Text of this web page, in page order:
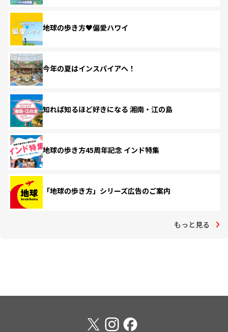
地球の歩き方♥偏愛ハワイ
今年の夏はインスパイアへ！
知れば知るほど好きになる 湘南・江の島
地球の歩き方45周年記念 インド特集
「地球の歩き方」シリーズ広告のご案内
もっと見る